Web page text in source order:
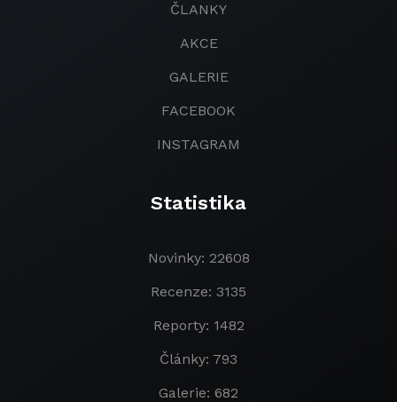
ČLANKY
AKCE
GALERIE
FACEBOOK
INSTAGRAM
Statistika
Novinky: 22608
Recenze: 3135
Reporty: 1482
Články: 793
Galerie: 682